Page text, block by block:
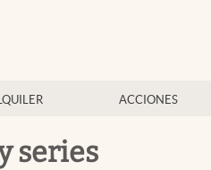
ACCIONES
series